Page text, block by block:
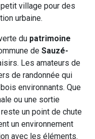
village pour des
urbaine.
du patrimoine
de Sauzé-
Les amateurs de
de randonnée qui
environnants. Que
ou une sortie
reste un point de chute
un environnement
avec les éléments.